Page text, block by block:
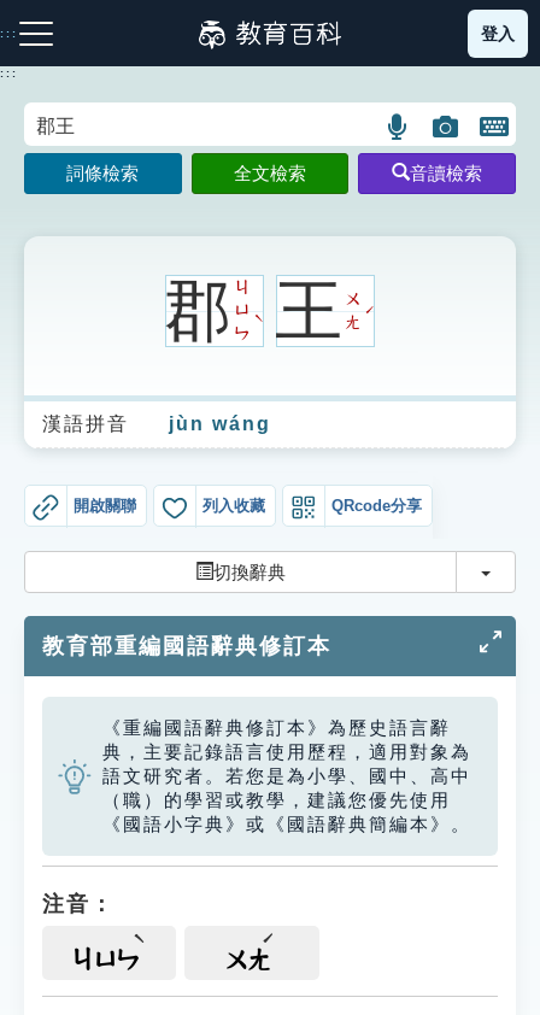
到
主
:::
注音索引圖示 筆畫索引圖示 部首索引表圖示
生字詞彙表
成語故事
索引選單
單字索引
生命大百科索引
遊戲專區
教學應用
貓頭鷹博士
登入
:::
語
言
搜
圖
片
搜
開
鍵
圖
詞條檢索 全文檢索 音讀檢索
郡ㄐ
ㄩ
ㄣ
ˋ 王ㄨ
ㄤ
ˊ
漢語拼音 jùn wáng
開啟關聯 列入收藏 QRcode分享
切換辭典 切換
教育部重編國語辭典修訂本
《重編國語辭典修訂本》為歷史語言辭
典，主要記錄語言使用歷程，適用對象為
語文研究者。若您是為小學、國中、高中
（職）的學習或教學，建議您優先使用
《國語小字典》或《國語辭典簡編本》。
注音：
ㄐㄩㄣ ㄨㄤ